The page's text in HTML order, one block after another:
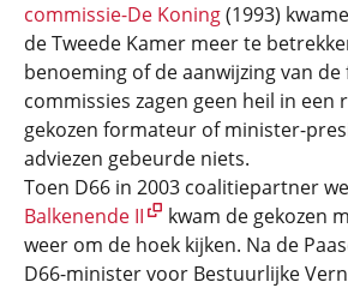
commissie-De Koning(1993)
de Tweede Kamer meer te
benoeming of de aanwijzing van
commissies zagen geen heil in een
gekozen formateur of minister-
adviezen gebeurde niets.
Toen D66 in 2003 coalitiepartner
Balkenende II
kwam de gekozen
weer om de hoek kijken. Na de
D66-minister voor Bestuurlijke